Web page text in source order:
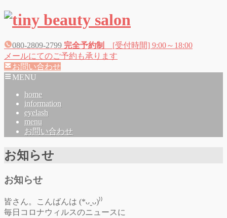
080-2809-2799 完全予約制
[受付時間] 9:00～18:00
メールにてのご予約も承ります
お問い合わせ
MENU
home
information
eyelash
menu
お問い合わせ
お知らせ
お知らせ
皆さん。こんばんは (*ᴗˬᴗ)⁾⁾
毎日コロナウィルスのニュースに